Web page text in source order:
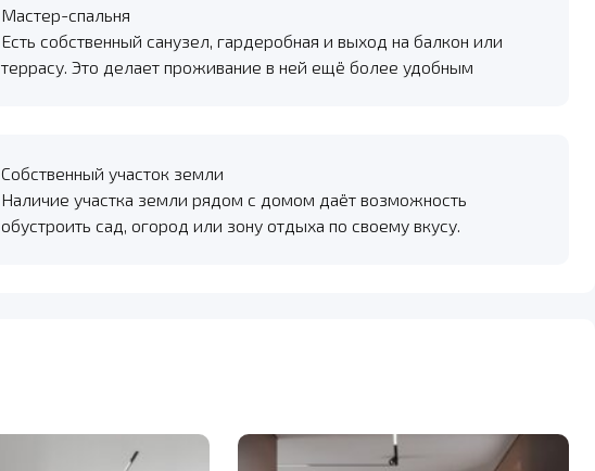
Мастер-спальня
Есть собственный санузел, гардеробная и выход на балкон или
террасу. Это делает проживание в ней ещё более удобным
Собственный участок земли
Наличие участка земли рядом с домом даёт возможность
обустроить сад, огород или зону отдыха по своему вкусу.